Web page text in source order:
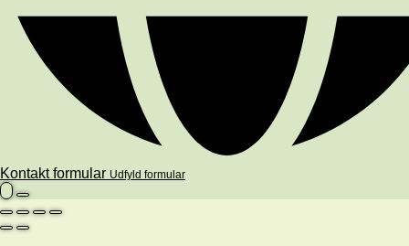
Kontakt formular Udfyld formular